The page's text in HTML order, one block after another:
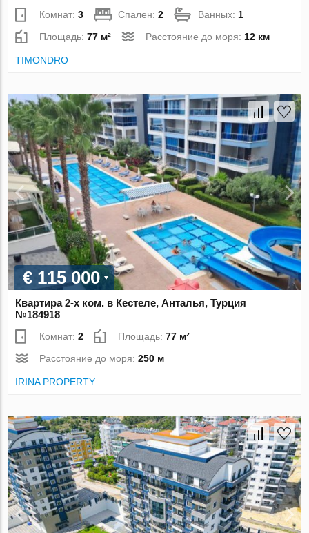
Комнат:3 Спален:2 Ванных: 1
Площадь:77 м² Расстояние до моря: 12 км
TIMONDRO
€ 115 000
Квартира 2-х ком. в Кестеле, Анталья, Турция
№184918
Комнат:2 Площадь:77 м²
Расстояние до моря:250 м
IRINA PROPERTY